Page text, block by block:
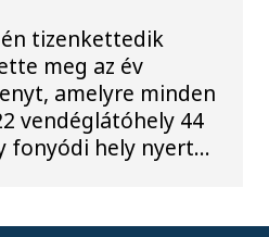
tizenkettedik
meg az év
amelyre minden
vendéglátóhely 44
fonyódi hely nyert...